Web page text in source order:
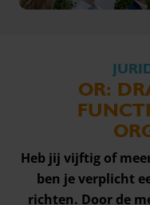
OR:
Heb jij vijftig of
ben je verplicht
richten. Door de